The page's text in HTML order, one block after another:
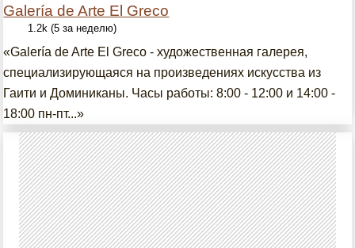
Galería de Arte El Greco
1.2k (5 за неделю)
«Galería de Arte El Greco - художественная галерея,
специализирующаяся на произведениях искусства из
Гаити и Доминиканы. Часы работы: 8:00 - 12:00 и 14:00 -
18:00 пн-пт...»